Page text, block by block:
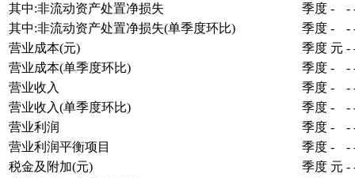
其中:非流动资产处置净损失
季度 - -
其中:非流动资产处置净损失(单季度环比)
季度 - -
营业成本(元)
季度 元 -
营业成本(单季度环比)
季度 - -
营业收入
季度 - -
营业收入(单季度环比)
季度 - -
营业利润
季度 - -
营业利润平衡项目
季度 - -
税金及附加(元)
季度 元 -